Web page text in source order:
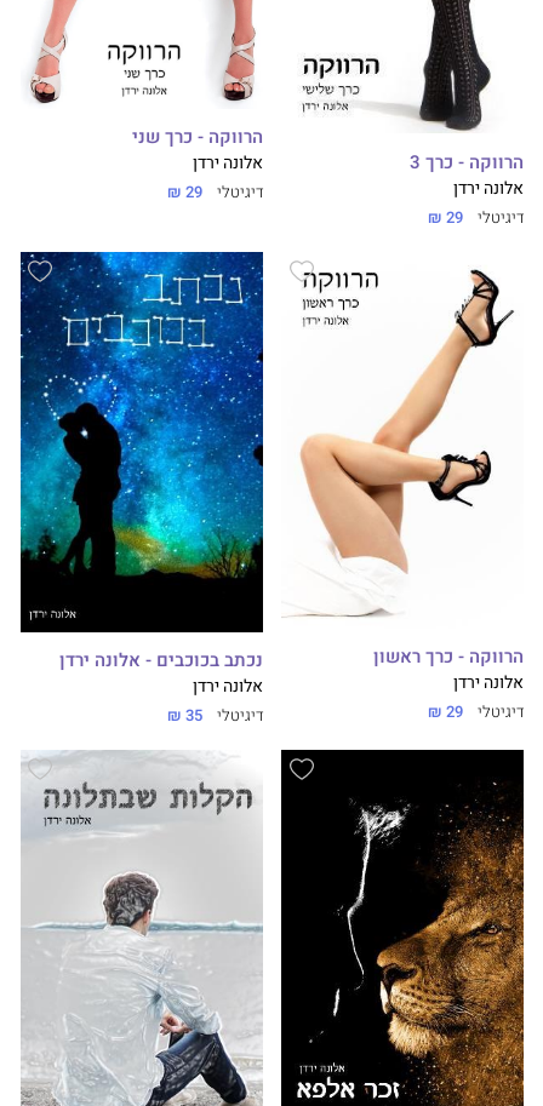
הרווקה - כרך 3
אלונה ירדן
דיגיטלי 29 ₪
הרווקה - כרך שני
אלונה ירדן
דיגיטלי 29 ₪
הרווקה - כרך ראשון
אלונה ירדן
דיגיטלי 29 ₪
נכתב בכוכבים - אלונה ירדן
אלונה ירדן
דיגיטלי 35 ₪